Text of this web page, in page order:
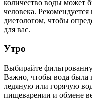
количество воды может
человека. Рекомендуется
диетологом, чтобы
для вас.
Утро
Выбирайте
Важно, чтобы вода была
ледяную или горячую
пищеварении и обмене